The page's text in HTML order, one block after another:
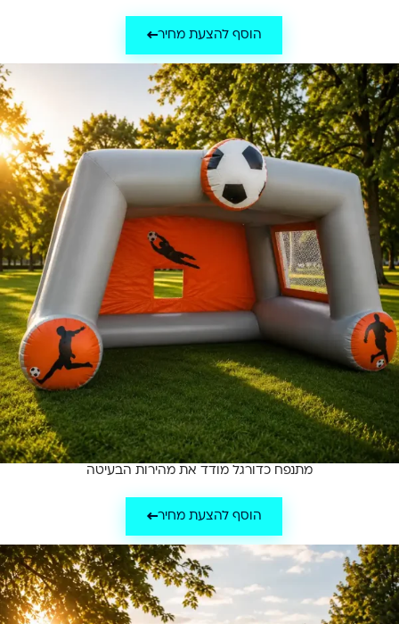
הוסף להצעת מחיר
מתנפח כדורגל מודד את מהירות הבעיטה
הוסף להצעת מחיר